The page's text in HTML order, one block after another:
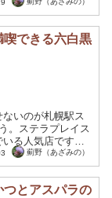
れてみました。 ...
喫できる六白黒
いのが札幌駅ス
。ステラプレイス
る人気店です。
も特徴の一つで...
薊野（あざみの）
つとアスパラの